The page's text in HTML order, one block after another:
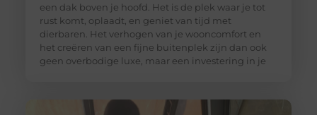
een dak boven je hoofd. Het is de plek waar je tot
rust komt, oplaadt, en geniet van tijd met
dierbaren. Het verhogen van je wooncomfort en
het creëren van een fijne buitenplek zijn dan ook
geen overbodige luxe, maar een investering in je